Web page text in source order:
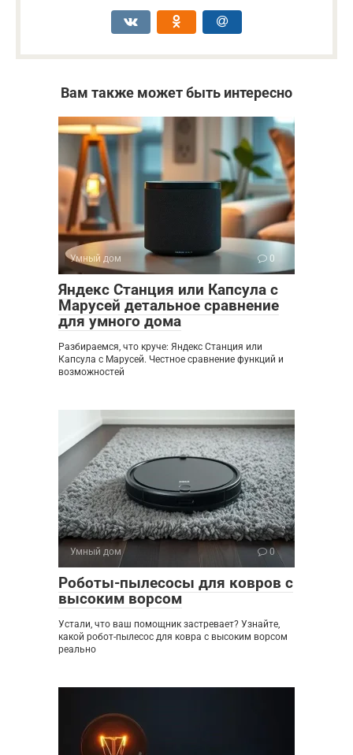
Вам также может быть интересно
Умный дом 0
Яндекс Станция или Капсула с
Марусей детальное сравнение
для умного дома
Разбираемся, что круче: Яндекс Станция или
Капсула с Марусей. Честное сравнение функций и
возможностей
Умный дом 0
Роботы-пылесосы для ковров с
высоким ворсом
Устали, что ваш помощник застревает? Узнайте,
какой робот-пылесос для ковра с высоким ворсом
реально